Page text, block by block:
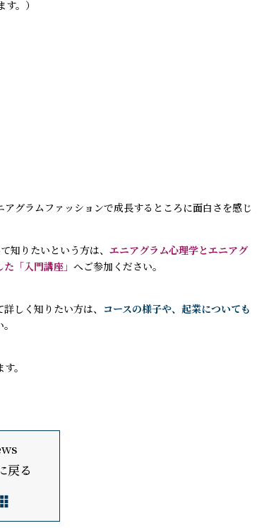
。）
グラムファッションで成長するところに面白さを感じ
知りたいという方は、エニアグラム心理学とエニアグ
た「入門講座」へご参加ください。
しく知りたい方は、 コースの様子や、起業についても
。
戻る